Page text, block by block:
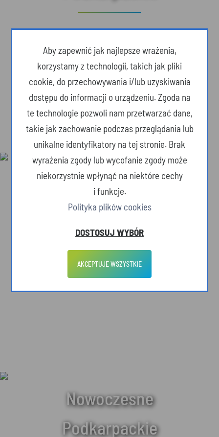
Rowerowa przygoda
Nowoczesne
Podkarpackie
Aby zapewnić jak najlepsze wrażenia,
korzystamy z technologii, takich jak pliki
cookie, do przechowywania i/lub uzyskiwania
dostępu do informacji o urządzeniu. Zgoda na
te technologie pozwoli nam przetwarzać dane,
takie jak zachowanie podczas przeglądania lub
unikalne identyfikatory na tej stronie. Brak
wyrażenia zgody lub wycofanie zgody może
niekorzystnie wpłynąć na niektóre cechy
i funkcje.
Polityka plików cookies
DOSTOSUJ WYBÓR
AKCEPTUJE WSZYSTKIE